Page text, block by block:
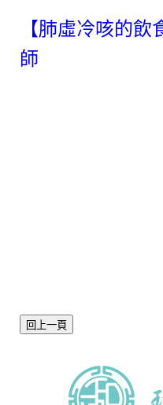
【肺虛冷咳的
師
回上一頁